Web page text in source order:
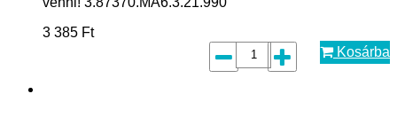
3 385 Ft
Kosárba